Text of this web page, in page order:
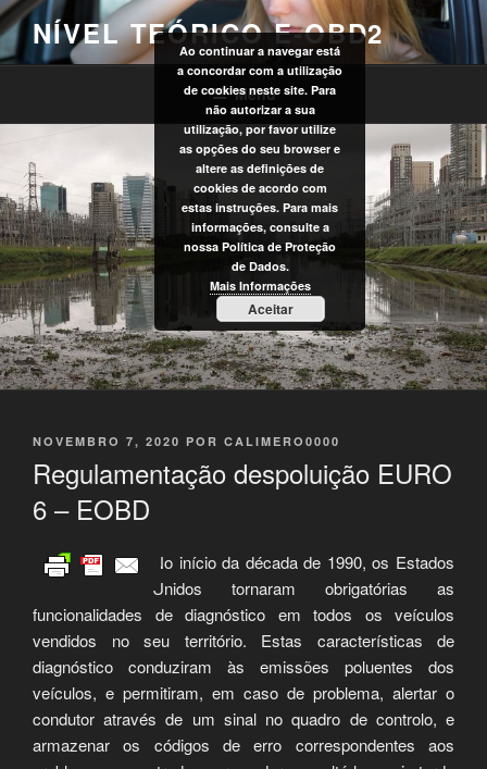
Saltar
para
o
NÍVEL TEÓRICO E-OBD2
Menu
PUBLICADO
NOVEMBRO 7, 2020 POR CALIMERO0000
Regulamentação despoluição EURO
6 – EOBD
No início da década de 1990, os Estados
Unidos tornaram obrigatórias as
funcionalidades de diagnóstico em todos os veículos
vendidos no seu território. Estas características de
diagnóstico conduziram às emissões poluentes dos
veículos, e permitiram, em caso de problema, alertar o
condutor através de um sinal no quadro de controlo, e
armazenar os códigos de erro correspondentes aos
Ao continuar a navegar está
a concordar com a utilização
de cookies neste site. Para
não autorizar a sua
utilização, por favor utilize
as opções do seu browser e
altere as definições de
cookies de acordo com
estas instruções. Para mais
informações, consulte a
nossa Política de Proteção
de Dados.
Mais Informações
Aceitar